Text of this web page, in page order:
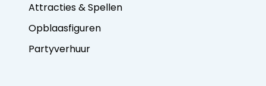
Attracties & Spellen
Opblaasfiguren
Partyverhuur